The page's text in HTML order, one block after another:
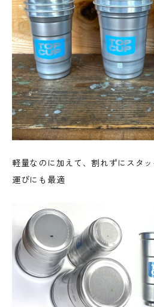
軽量なのに加えて、割れずにスタ
運びにも最適